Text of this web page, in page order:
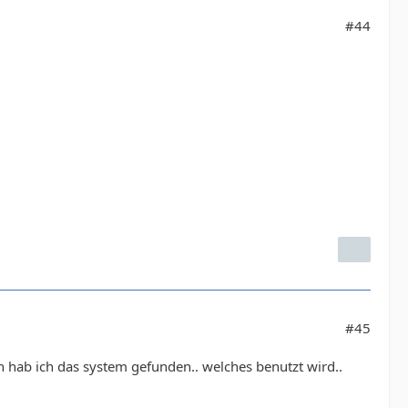
#44
#45
ich das system gefunden.. welches benutzt wird..